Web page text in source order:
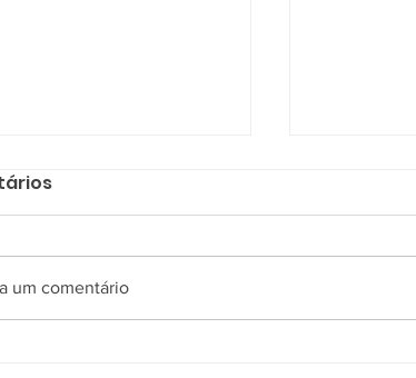
um comentário